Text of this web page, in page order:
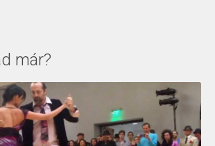
már?